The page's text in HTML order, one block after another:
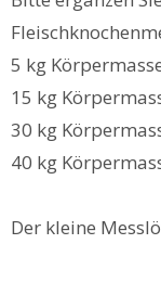
5 kg
15 kg
30 kg
40 kg
Der kleine